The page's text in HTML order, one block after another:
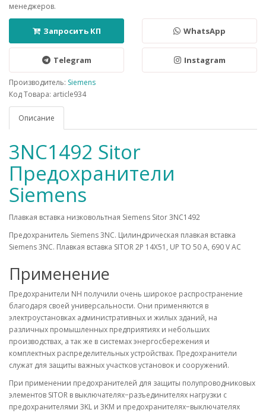
менеджеров.
Запросить КП WhatsApp
Telegram Instagram
Производитель: Siemens
Код Товара: article934
Описание
3NC1492 Sitor
Предохранители
Siemens
Плавкая вставка низковольтная Siemens Sitor 3NC1492
Предохранитель Siemens 3NC. Цилиндрическая плавкая вставка
Siemens 3NC. Плавкая вставка SITOR 2P 14X51, UP TO 50 A, 690 V AC
Применение
Предохранители NH получили очень широкое распространение
благодаря своей универсальности. Они применяются в
электроустановках административных и жилых зданий, на
различных промышленных предприятиях и небольших
производствах, а так же в системах энергосбережения и
комплектных распределительных устройствах. Предохранители
служат для защиты важных участков установок и сооружений.
При применении предохранителей для защиты полупроводниковых
элементов SITOR в выключателях−разъединителях нагрузки с
предохранителями 3KL и 3KM и предохранителях−выключателях